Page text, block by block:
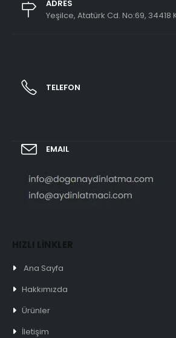
ADRES
Yeşilce, Atatürk Cd. No:69, 34418
TELEFON
EMAIL
HIZLI LİNKLER
Ana Sayfa
Hakkımızda
Ürünler
İletişim